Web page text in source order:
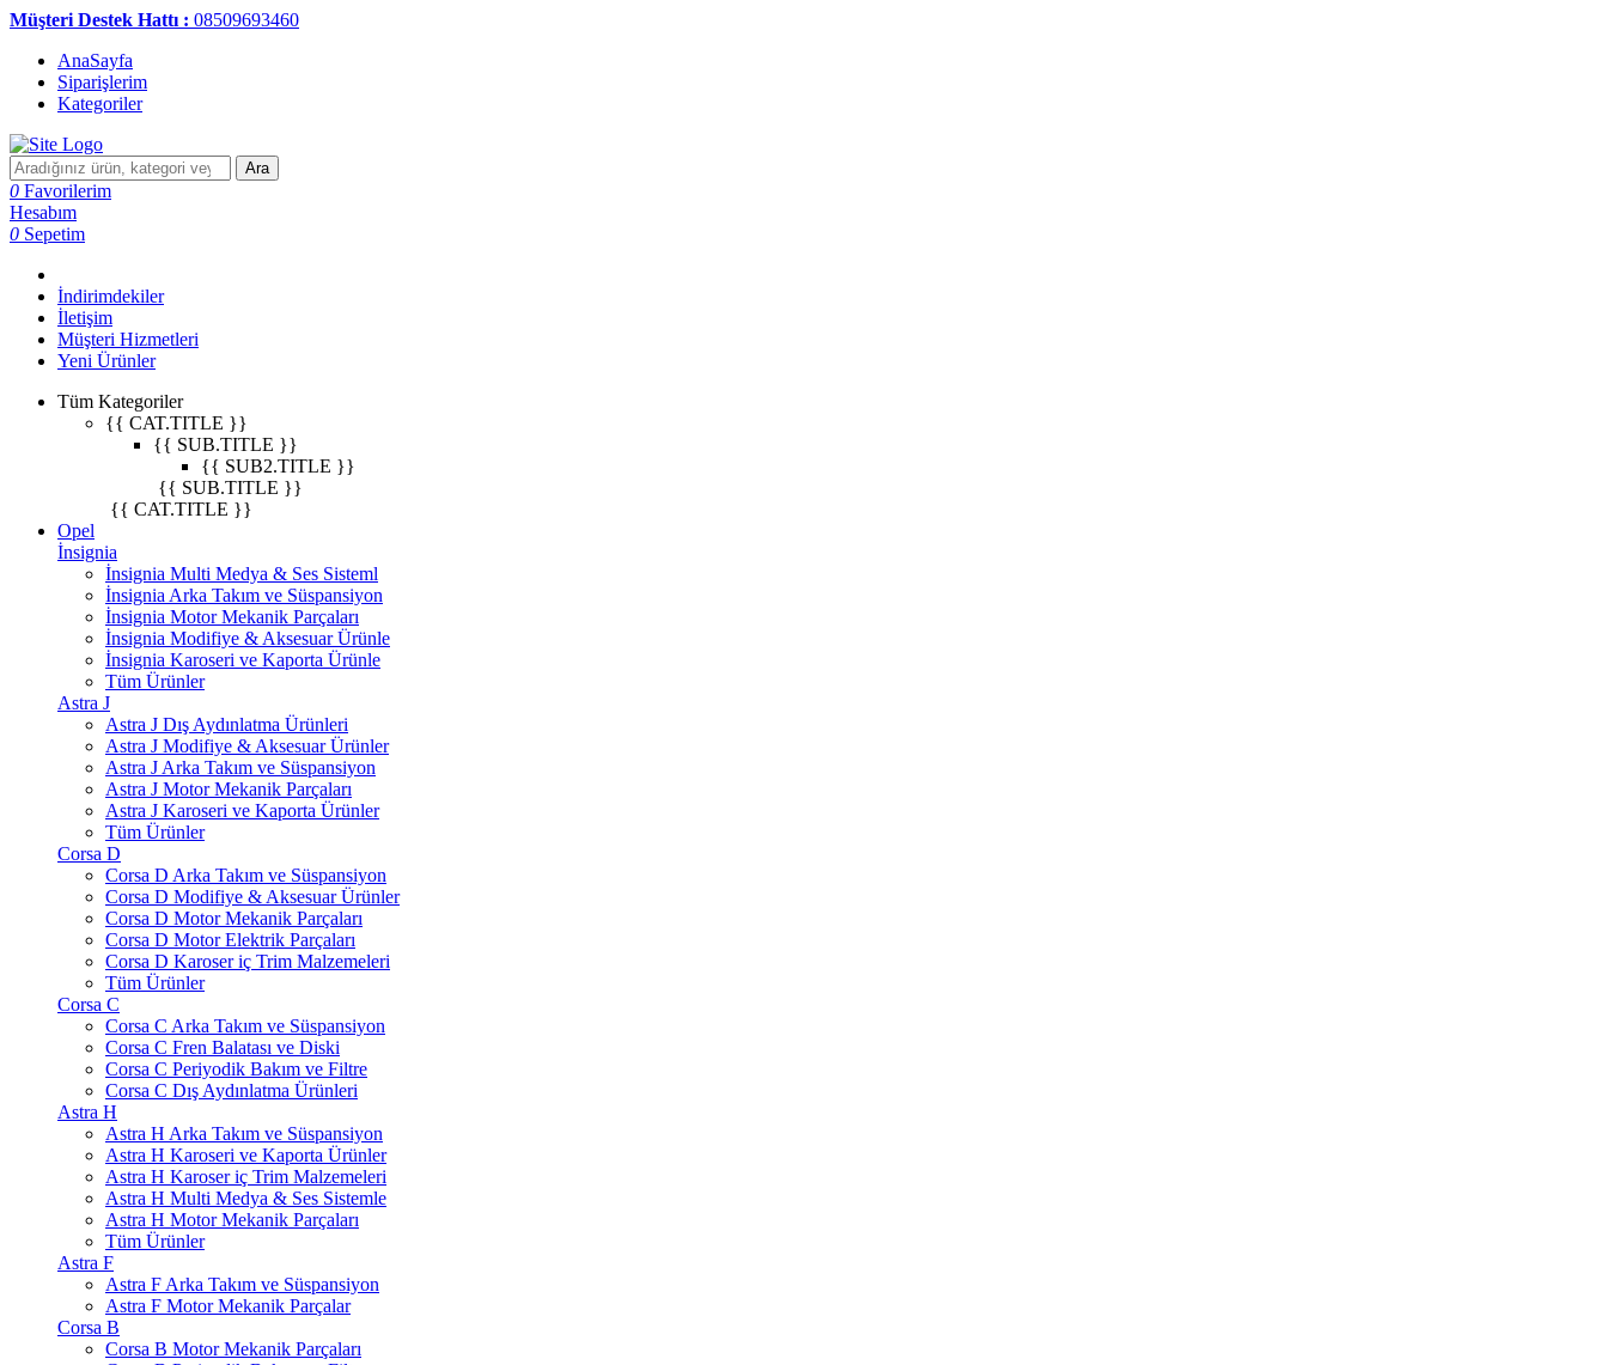
Müşteri Destek Hattı : 08509693460
AnaSayfa
Siparişlerim
Kategoriler
Ara
0 Favorilerim
Hesabım
0 Sepetim
İndirimdekiler
İletişim
Müşteri Hizmetleri
Yeni Ürünler
Tüm Kategoriler
{{ CAT.TITLE }}
{{ SUB.TITLE }}
{{ SUB2.TITLE }}
{{ SUB.TITLE }}
{{ CAT.TITLE }}
Opel
İnsignia
İnsignia Multi Medya & Ses Sisteml
İnsignia Arka Takım ve Süspansiyon
İnsignia Motor Mekanik Parçaları
İnsignia Modifiye & Aksesuar Ürünle
İnsignia Karoseri ve Kaporta Ürünle
Tüm Ürünler
Astra J
Astra J Dış Aydınlatma Ürünleri
Astra J Modifiye & Aksesuar Ürünler
Astra J Arka Takım ve Süspansiyon
Astra J Motor Mekanik Parçaları
Astra J Karoseri ve Kaporta Ürünler
Tüm Ürünler
Corsa D
Corsa D Arka Takım ve Süspansiyon
Corsa D Modifiye & Aksesuar Ürünler
Corsa D Motor Mekanik Parçaları
Corsa D Motor Elektrik Parçaları
Corsa D Karoser iç Trim Malzemeleri
Tüm Ürünler
Corsa C
Corsa C Arka Takım ve Süspansiyon
Corsa C Fren Balatası ve Diski
Corsa C Periyodik Bakım ve Filtre
Corsa C Dış Aydınlatma Ürünleri
Astra H
Astra H Arka Takım ve Süspansiyon
Astra H Karoseri ve Kaporta Ürünler
Astra H Karoser iç Trim Malzemeleri
Astra H Multi Medya & Ses Sistemle
Astra H Motor Mekanik Parçaları
Tüm Ürünler
Astra F
Astra F Arka Takım ve Süspansiyon
Astra F Motor Mekanik Parçalar
Corsa B
Corsa B Motor Mekanik Parçaları